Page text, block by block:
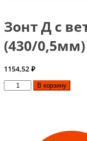
Зонт Д с
(430/
1154,52 ₽
КоличествоВ корзину